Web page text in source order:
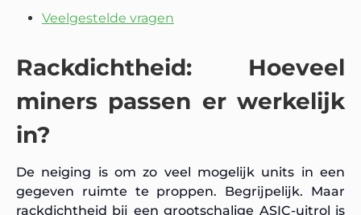
Veelgestelde vragen
Rackdichtheid: Hoeveel
miners passen er werkelijk
in?
De neiging is om zo veel mogelijk units in een
gegeven ruimte te proppen. Begrijpelijk. Maar
rackdichtheid bij een grootschalige ASIC-uitrol is